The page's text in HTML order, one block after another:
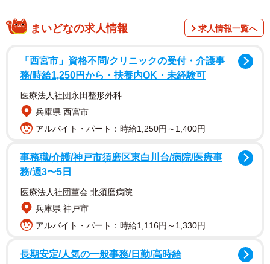
まいどなの求人情報 求人情報一覧へ
「西宮市」資格不問/クリニックの受付・介護事
務/時給1,250円から・扶養内OK・未経験可
医療法人社団永田整形外科
兵庫県 西宮市
アルバイト・パート：時給1,250円～1,400円
事務職/介護/神戸市須磨区東白川台/病院/医療事
務/週3〜5日
医療法人社団菫会 北須磨病院
兵庫県 神戸市
アルバイト・パート：時給1,116円～1,330円
長期安定/人気の一般事務/日勤/高時給